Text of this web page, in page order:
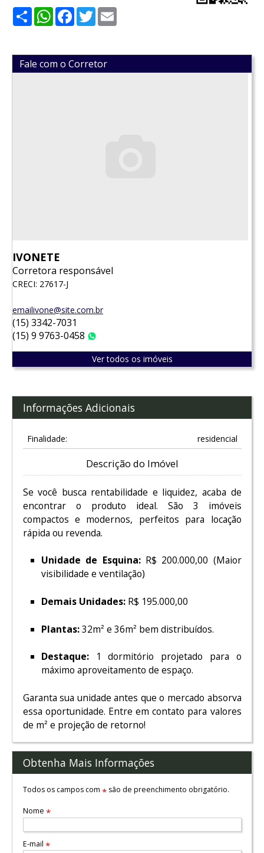
ShareWhatsApp
Facebook
Twitter
Fale com o Corretor
IVONETE
Corretora responsável
CRECI: 27617-J
emailivone@site.com.br
(15) 3342-7031
(15) 9 9763-0458
Ver todos os imóveis
Informações Adicionais
Finalidade: residencial
Descrição do Imóvel
Se você busca rentabilidade e liquidez, acaba de
encontrar o produto ideal. São 3 imóveis
compactos e modernos, perfeitos para locação
rápida ou revenda.
Unidade de Esquina:R$ 200.000,00 (Maior
visibilidade e ventilação)
Demais Unidades: R$ 195.000,00
Plantas:32m² e 36m² bem distribuídos.
Destaque: 1 dormitório projetado para o
máximo aproveitamento de espaço.
Garanta sua unidade antes que o mercado absorva
essa oportunidade. Entre em contato para valores
de m² e projeção de retorno!
Obtenha Mais Informações
Todos os campos com *são de preenchimento obrigatório.
Nome *
E-mail *